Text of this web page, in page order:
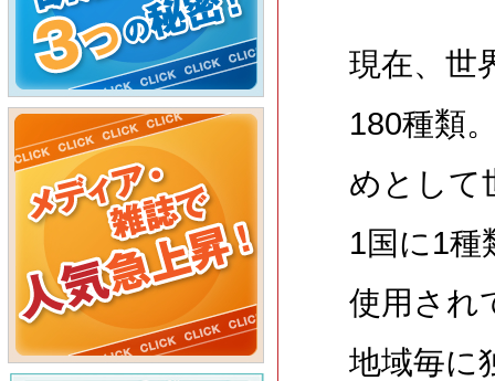
現在、世
180種類
めとして
1国に1種
使用され
地域毎に